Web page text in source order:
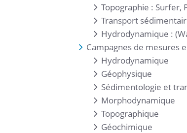
Topographie : Surfer,
Transport
Hydrodynamique :
Campagnes de mesures
Hydrodynamique
Géophysique
Sédimentologie et
Morphodynamique
Topographique
Géochimique